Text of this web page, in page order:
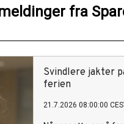
fra
Svindlere jakter
ferien
21.7.2026 08:00:00